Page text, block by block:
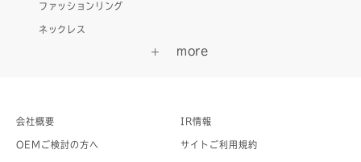
ファッションリング
ネックレス
会社概要 IR情報
OEMご検討の方へ サイトご利用規約